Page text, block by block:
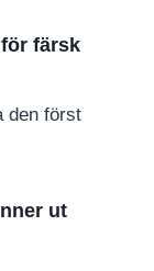
färsk
den först
ut